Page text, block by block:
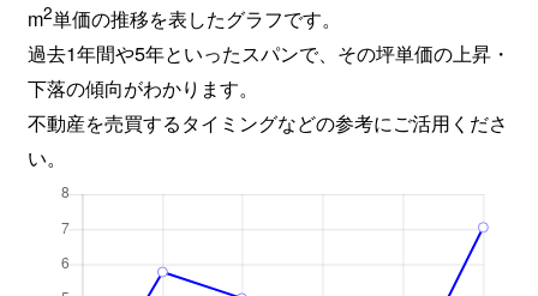
m2単価の推移を表したグラフです。
過去1年間や5年といったスパンで、その坪単価の上昇・
下落の傾向がわかります。
不動産を売買するタイミングなどの参考にご活用くださ
い。